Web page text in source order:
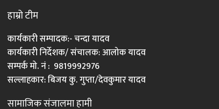
हाम्रो टीम
कार्यकारी सम्पादक:- चन्दा यादव
कार्यकारी निर्देशक/ संचालक: आलोक यादव
सम्पर्क मो. नं : 9819992976
सल्लाहकार: बिजय कु. गुप्ता/देवकुमार यादव
सामाजिक संजालमा हामी